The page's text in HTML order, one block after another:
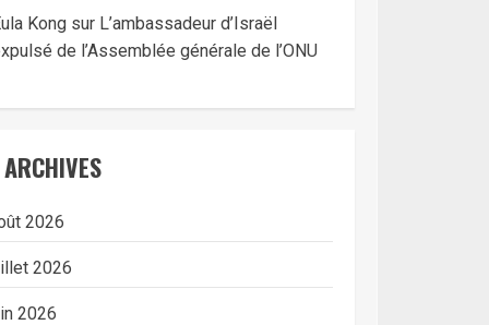
Kongsur L’ambassadeur d’Israël
de l’Assemblée générale de l’ONU
ARCHIVES
2026
2026
2026